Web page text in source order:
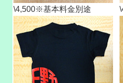
\4,500※基本料金別途